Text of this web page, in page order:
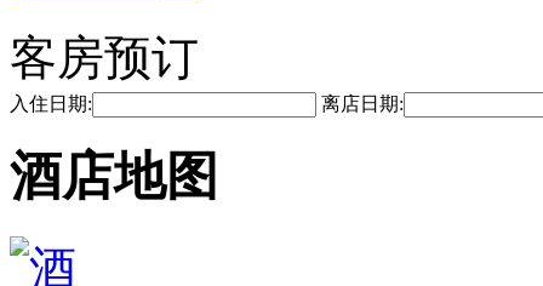
客房预订
入住日期: 离店日期:
酒店地图